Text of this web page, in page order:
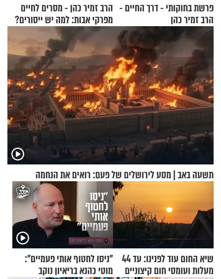
פרשת בחוקותי - דרך החיים -
הרב זמיר כהן
הרב זמיר כהן - מסרים לחיים
מפרקי אבות: למה יש ייסורים?
תשעה באב | מסע לירושלים של פעם: רואים את הנחמה
שיא החום עוד לפנינו: עד 44
מעלות ועומסי חום קיצוניים
"ניסו לחטוף אותי פעמיים":
מוטי כהנא בריאיון נוקב